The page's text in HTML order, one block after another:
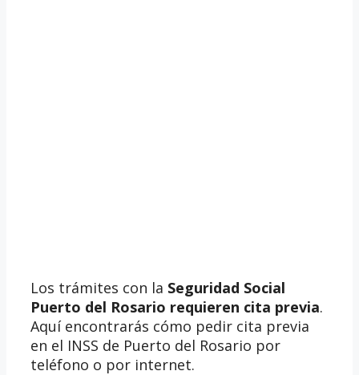
Los trámites con la Seguridad Social
Puerto del Rosario requieren cita previa.
Aquí encontrarás cómo pedir cita previa
en el INSS de Puerto del Rosario por
teléfono o por internet.